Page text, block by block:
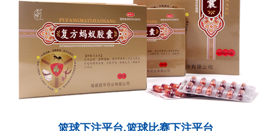
篮球下注平台,篮球比赛下注平台